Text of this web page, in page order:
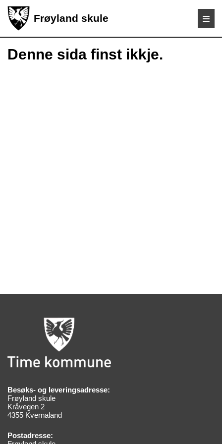
Frøyland skule
Denne sida finst ikkje.
Besøks- og leveringsadresse:
Frøyland skule
Kråvegen 2
4355 Kvernaland
Postadresse: